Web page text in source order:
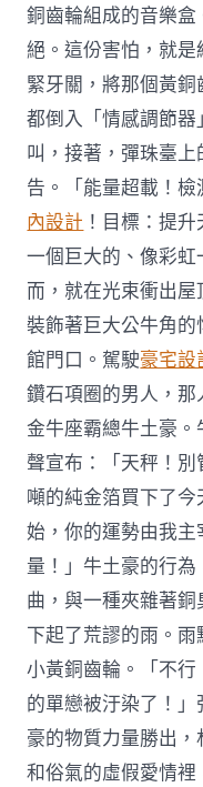
銅齒輪組成的音樂
絕。這份害怕，就
緊牙關，將那個黃
都倒入「情感調節
叫，接著，彈珠臺
告。「能量超載！
內設計 ！目標：提
一個巨大的、像彩
而，就在光束衝出屋
裝飾著巨大公牛角
館門口。駕駛豪宅設
鑽石項圈的男人，
金牛座霸總牛土豪
聲宣布：「天秤！
噸的純金箔買下了
始，你的運勢由我
量！」牛土豪的行
曲，與一種夾雜著
下起了荒謬的雨。
小黃銅齒輪。「不
的單戀被汙染了！
豪的物質力量勝出
和俗氣的虛假愛情